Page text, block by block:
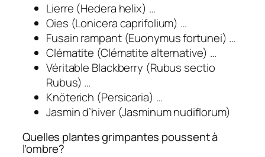
Lierre (Hedera helix) …
Oies (Lonicera caprifolium) …
Fusain rampant (Euonymus fortunei) …
Clématite (Clématite alternative) …
Véritable Blackberry (Rubus sectio
Rubus) …
Knöterich (Persicaria) …
Jasmin d’hiver (Jasminum nudiflorum)
Quelles plantes grimpantes poussent à
l’ombre?